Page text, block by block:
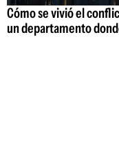
Cómo se vivió el
un departamento